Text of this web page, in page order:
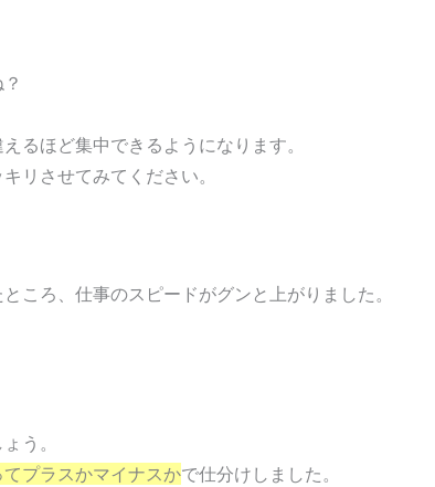
るほど集中できるようになります。
リさせてみてください。
ころ、仕事のスピードがグンと上がりました。
う。
プラスかマイナスかで仕分けしました。